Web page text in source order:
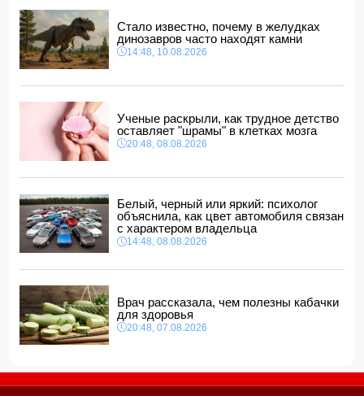
21:00, 08.08.2026
Ученые раскрыли, как трудное детство оставляет
"шрамы" в клетках мозга
20:48, 08.08.2026
Месси получил наибольшее количество угроз во время
20:28, 08.08.2026
В Баку обнаружено и изъято около 30 кг наркотиков
20:20, 08.08.2026
открыли путь к прочному и необратимому миру
20:00, 08.08.2026
Стало известно, почему в желудках
динозавров часто находят камни
14:48, 10.08.2026
Ученые раскрыли, как трудное детство
оставляет "шрамы" в клетках мозга
20:48, 08.08.2026
Белый, черный или яркий: психолог
объяснила, как цвет автомобиля связан
с характером владельца
14:48, 08.08.2026
Врач рассказала, чем полезны кабачки
для здоровья
20:48, 07.08.2026